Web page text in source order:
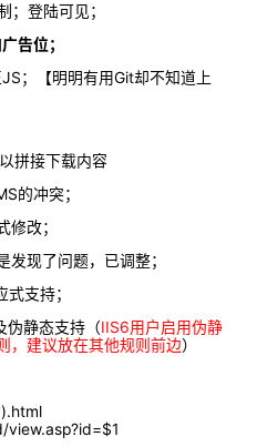
；登陆可见；
告位；
；【明明有用Git却不知道上
拼接下载内容
的冲突；
修改；
现了问题，已调整；
支持；
伪静态支持（IIS6用户启用伪静
，建议放在其他规则前边）
view.asp?id=$1